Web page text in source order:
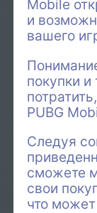
Mobile
и
вашего
покупки и
PUBG
Следуя
сможете
свои
что